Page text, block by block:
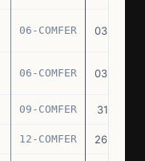
06-COMFER 03.05.74
06-COMFER 03.05.74
09-COMFER 31.07.74
12-COMFER 26.09.74